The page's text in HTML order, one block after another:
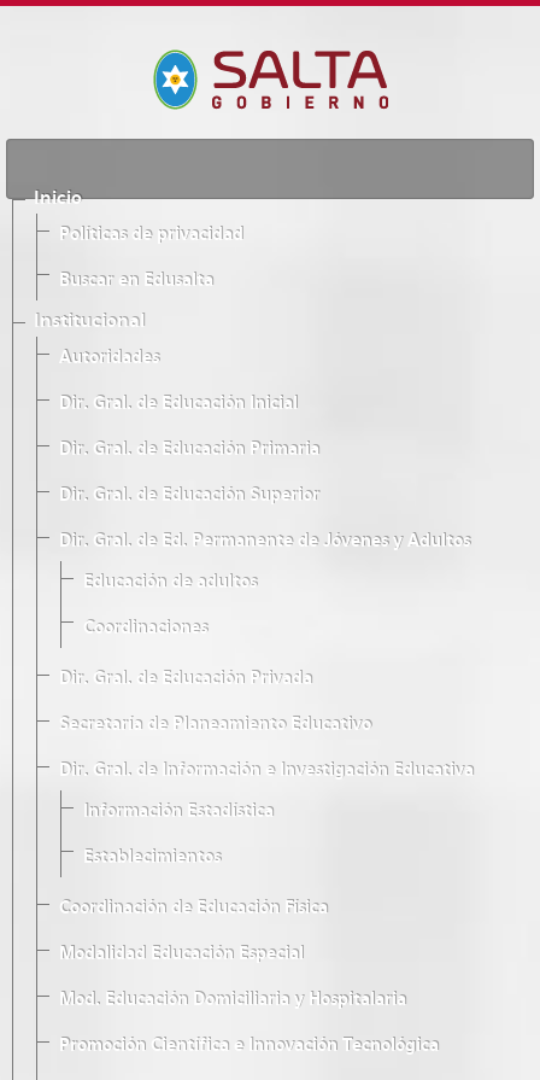
Inicio
Políticas de privacidad
Buscar en Edusalta
Institucional
Autoridades
Dir. Gral. de Educación Inicial
Dir. Gral. de Educación Primaria
Dir. Gral. de Educación Superior
Dir. Gral. de Ed. Permanente de Jóvenes y Adultos
Educación de adultos
Coordinaciones
Dir. Gral. de Educación Privada
Secretaría de Planeamiento Educativo
Dir. Gral. de Información e Investigación Educativa
Información Estadística
Establecimientos
Coordinación de Educación Física
Modalidad Educación Especial
Mod. Educación Domiciliaria y Hospitalaria
Promoción Científica e Innovación Tecnológica